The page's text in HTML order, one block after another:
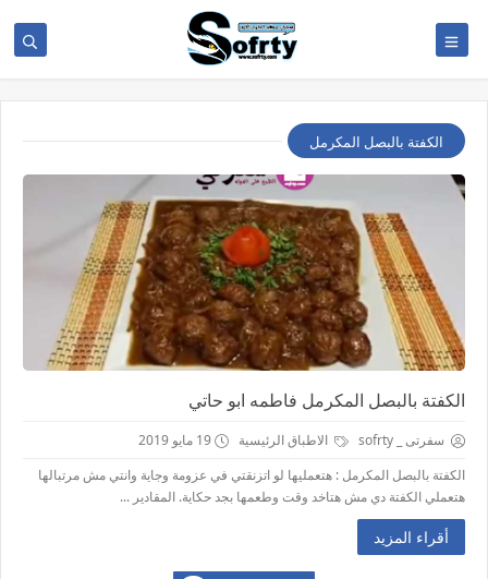
الكفتة بالبصل المكرمل
الكفتة بالبصل المكرمل فاطمه ابو حاتي
سفرتى _ sofrty الاطباق الرئيسية
19 مايو 2019
الكفتة بالبصل المكرمل : هتعمليها لو اتزنقتي في عزومة وجاية وانتي مش مرتبالها
هتعملي الكفتة دي مش هتاخد وقت وطعمها بجد حكاية. المقادير ...
أقراء المزيد